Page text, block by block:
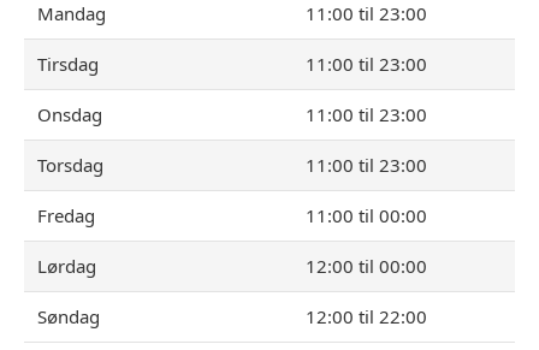
Mandag 11:00 til 23:00
Tirsdag 11:00 til 23:00
Onsdag 11:00 til 23:00
Torsdag 11:00 til 23:00
Fredag 11:00 til 00:00
Lørdag 12:00 til 00:00
Søndag 12:00 til 22:00